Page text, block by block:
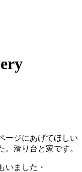
ージにあげてほしい
。滑り台と家です。
いました・